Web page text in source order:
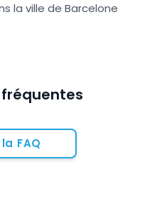
la ville de Barcelone
FAQ